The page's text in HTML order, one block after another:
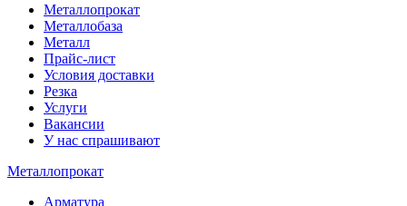
Металлопрокат
Металлобаза
Металл
Прайс-лист
Условия доставки
Резка
Услуги
Вакансии
У нас спрашивают
Металлопрокат
Арматура